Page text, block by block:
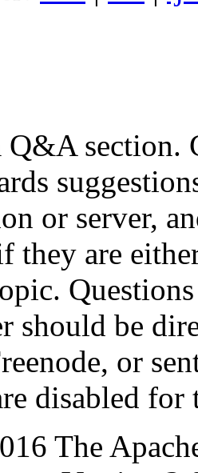
section.
or server,
they are
should be
or
disabled for
The